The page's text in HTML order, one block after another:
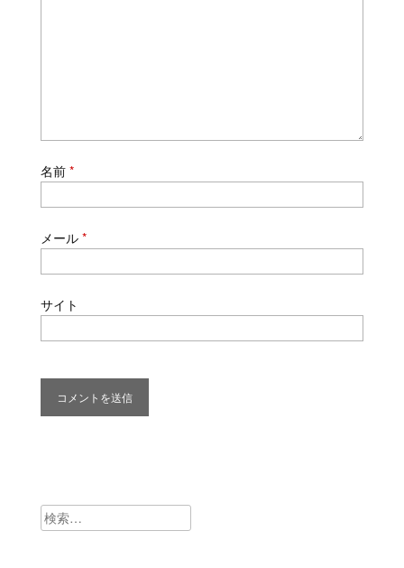
名前 *
メール *
サイト
検